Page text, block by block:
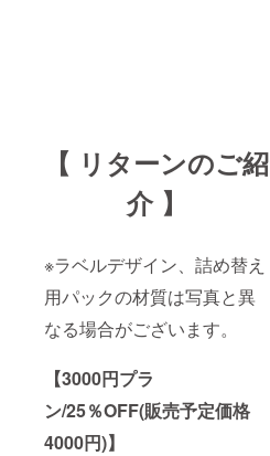
【 リターンのご紹
介 】
※ラベルデザイン、詰め替え
用パックの材質は写真と異
なる場合がございます。
【3000円プラ
ン/25％OFF(販売予定価格
4000円)】